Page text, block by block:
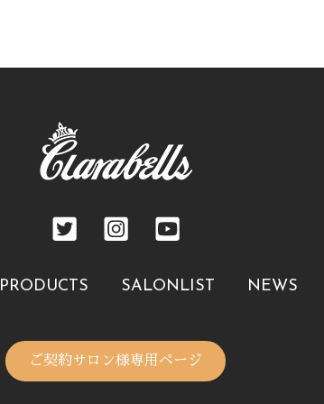
PRODUCTS SALONLIST NEWS
ご契約サロン様専用ページ